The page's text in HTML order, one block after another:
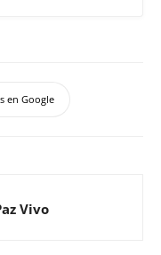
en Google
Vivo